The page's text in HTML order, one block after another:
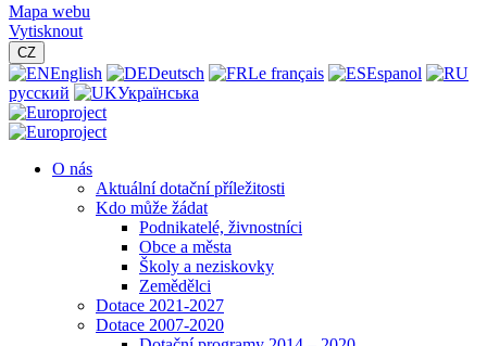
Mapa webu
Vytisknout
CZ
English Deutsch Le français
Espanol
русский
Українська
O nás
Aktuální dotační příležitosti
Kdo může žádat
Podnikatelé, živnostníci
Obce a města
Školy a neziskovky
Zemědělci
Dotace 2021-2027
Dotace 2007-2020